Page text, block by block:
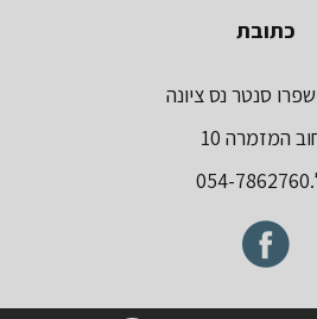
כתובת
סנטר נס ציונה
המזמרה 10